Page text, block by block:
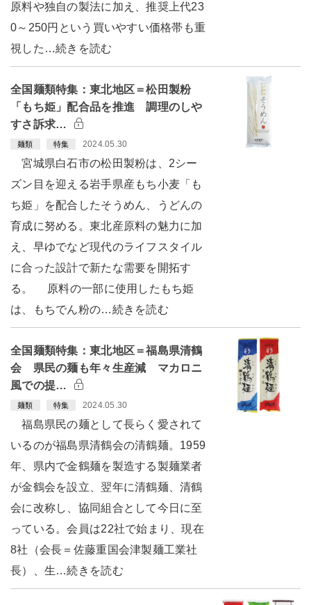
原料や独自の製法に加え、推奨上代23
0～250円という買いやすい価格帯も重
視した…続きを読む
全国麺類特集：東北地区＝松田製粉
「もち姫」配合品を推進 調理のしや
すさ訴求…
麺類 特集 2024.05.30
宮城県白石市の松田製粉は、2シー
ズン目を迎える岩手県産もち小麦「も
ち姫」を配合したそうめん、うどんの
育成に努める。東北産原料の魅力に加
え、早ゆでなど現代のライフスタイル
に合った設計で新たな需要を開拓す
る。 原料の一部に使用したもち姫
は、もちでん粉の…続きを読む
全国麺類特集：東北地区＝福島県清鶴
会 県民の麺も年々生産減 マカロニ
風での提…
麺類 特集 2024.05.30
福島県民の麺として長らく愛されて
いるのが福島県清鶴会の清鶴麺。1959
年、県内で金鶴麺を製造する製麺業者
が金鶴会を設立、翌年に清鶴麺、清鶴
会に改称し、協同組合として今日に至
っている。会員は22社で始まり、現在
8社（会長＝佐藤重国会津製麺工業社
長）、生…続きを読む